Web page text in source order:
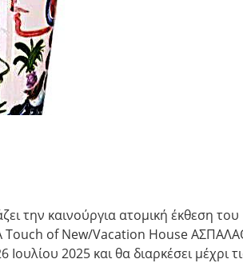
την καινούργια ατομική έκθεση
Touch of New/Vacation House
2025 και θα διαρκέσει μέχρι